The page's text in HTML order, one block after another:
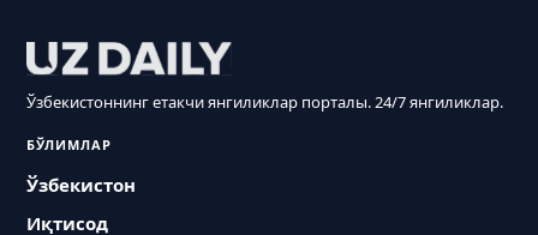
Ўзбекистоннинг етакчи янгиликлар порталы. 24/7 янгиликлар.
БЎЛИМЛАР
Ўзбекистон
Иқтисод